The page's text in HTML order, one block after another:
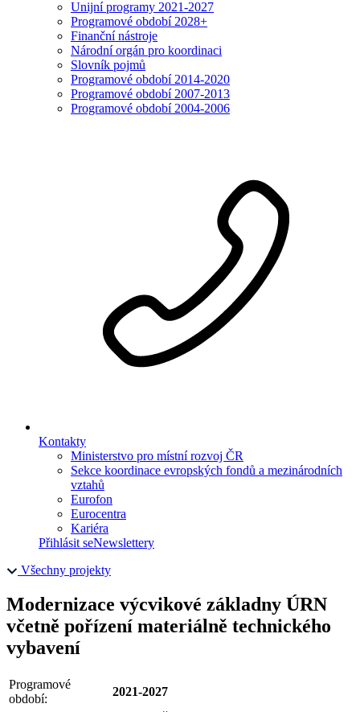
Unijní programy 2021-2027
Programové období 2028+
Finanční nástroje
Národní orgán pro koordinaci
Slovník pojmů
Programové období 2014-2020
Programové období 2007-2013
Programové období 2004-2006
Kontakty
Ministerstvo pro místní rozvoj ČR
Sekce koordinace evropských fondů a mezinárodních
vztahů
Eurofon
Eurocentra
Kariéra
Přihlásit seNewslettery
Všechny projekty
Modernizace výcvikové základny ÚRN
včetně pořízení materiálně technického
vybavení
Programové
období:
2021-2027